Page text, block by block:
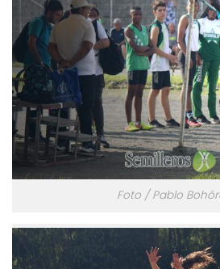
Foto / Pablo